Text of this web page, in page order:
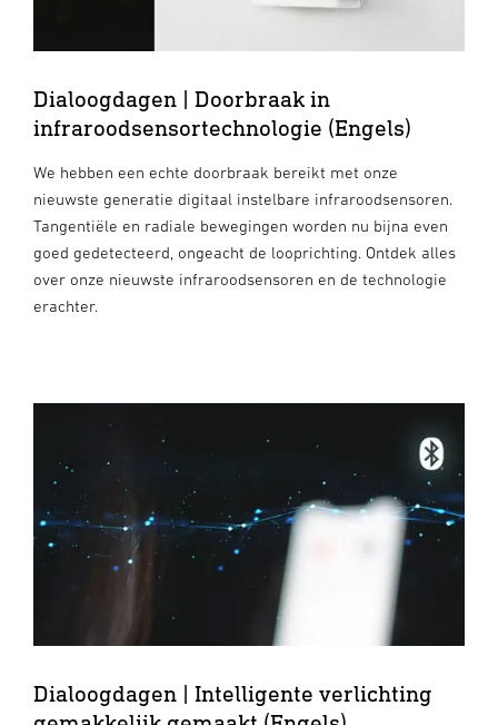
Dialoogdagen | Doorbraak in
infraroodsensortechnologie (Engels)
We hebben een echte doorbraak bereikt met onze
nieuwste generatie digitaal instelbare infraroodsensoren.
Tangentiële en radiale bewegingen worden nu bijna even
goed gedetecteerd, ongeacht de looprichting. Ontdek alles
over onze nieuwste infraroodsensoren en de technologie
erachter.
Dialoogdagen | Intelligente verlichting